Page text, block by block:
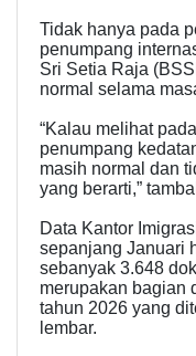
Tidak hanya pada
penumpang
Sri Setia Raja
normal selama
“Kalau melihat
penumpang
masih normal dan
yang berarti,”
Data Kantor
sepanjang Januari
sebanyak 3.648
merupakan bagian
tahun 2026 yang
lembar.